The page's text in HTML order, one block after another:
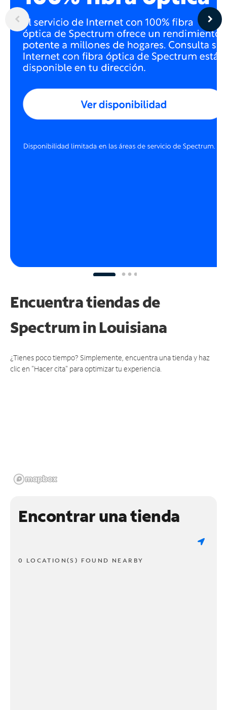
Encuentra tiendas de
Spectrumin Louisiana
¿Tienes poco tiempo? Simplemente, encuentra una tienda y haz
clic en "Hacer cita" para optimizar tu experiencia.
Encontrar una tienda
0 LOCATION(S) FOUND NEARBY